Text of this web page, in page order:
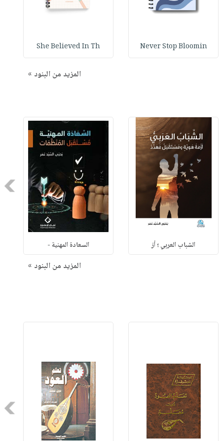
Never Stop Bloomin
She Believed In Th
المزيد من البنود »
الشباب العربي ؛ أز السعادة المهنية -
المزيد من البنود »